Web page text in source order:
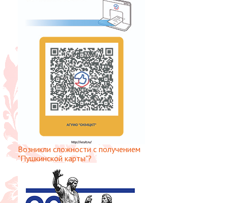
Возникли сложности с получением
"Пушкинской карты"?